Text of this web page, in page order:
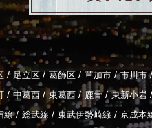
/ 足立区 / 葛飾区 / 草加市 / 市川市 /
/ 中葛西 / 東葛西 / 鹿骨 / 東新小岩 /
線 / 総武線 / 東武伊勢崎線 / 京成本